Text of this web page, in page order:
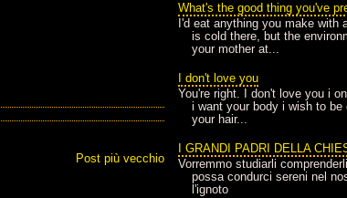
Post più vecchio
What's the good thing you've
I'd eat anything you make with
is cold there, but the
your mother at...
I don't love you
You're right. I don't love you i
i want your body i wish to
your hair...
I GRANDI PADRI DELLA
Vorremmo studiarli
possa condurci sereni nel
l'ignoto